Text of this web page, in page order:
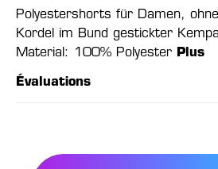
Polyestershorts für Damen,
Kordel im Bund gestickter
Material: 100% Polyester
Plus
Évaluations